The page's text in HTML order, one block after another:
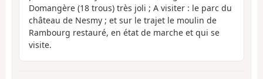
Domangère (18 trous) très joli ; A visiter : le parc du
château de Nesmy ; et sur le trajet le moulin de
Rambourg restauré, en état de marche et qui se
visite.